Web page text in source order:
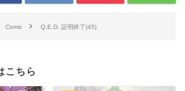
Comic Q.E.D. 証明終了(45)
こちら